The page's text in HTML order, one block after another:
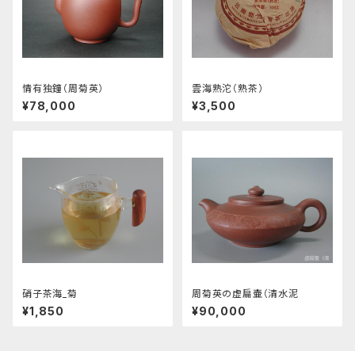
情有独鐘（周菊英）
¥78,000
雲海熟沱（熟茶）
¥3,500
硝子茶海_菊
¥1,850
周菊英の虚扁壷（清水泥
¥90,000